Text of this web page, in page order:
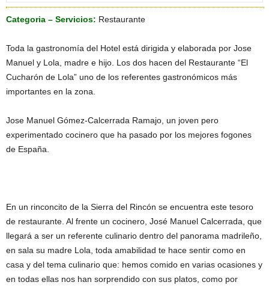
Categoria – Servicios: Restaurante
Toda la gastronomía del Hotel está dirigida y elaborada por Jose
Manuel y Lola, madre e hijo. Los dos hacen del Restaurante “El
Cucharón de Lola” uno de los referentes gastronómicos más
importantes en la zona.
Jose Manuel Gómez-Calcerrada Ramajo, un joven pero
experimentado cocinero que ha pasado por los mejores fogones
de España.
En un rinconcito de la Sierra del Rincón se encuentra este tesoro
de restaurante. Al frente un cocinero, José Manuel Calcerrada, que
llegará a ser un referente culinario dentro del panorama madrileño,
en sala su madre Lola, toda amabilidad te hace sentir como en
casa y del tema culinario que: hemos comido en varias ocasiones y
en todas ellas nos han sorprendido con sus platos, como por